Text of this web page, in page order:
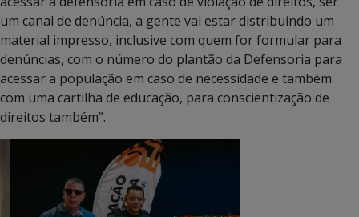
um canal de denúncia, a gente vai estar distribuindo um
material impresso, inclusive com quem for formular para
denúncias, com o número do plantão da Defensoria para
acessar a população em caso de necessidade e também
com uma cartilha de educação, para conscientização de
direitos também”.